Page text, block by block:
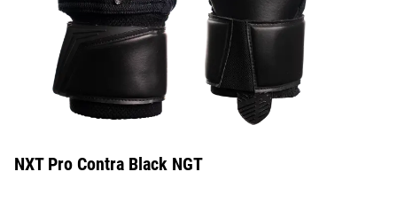
NXT Pro Contra Black NGT